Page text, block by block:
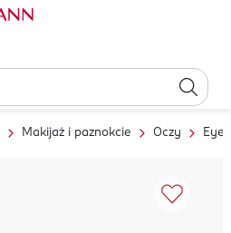
Makijaż i paznokcie Oczy